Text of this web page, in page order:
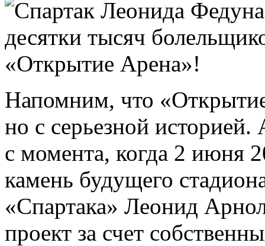
Напомним, что
но с серьезной историей.
с момента, когда 2 июня
камень будущего
«Спартака» Леонид
проект за счет